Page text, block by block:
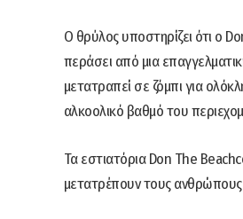
Ο θρύλος υποστηρίζει ότι ο
περάσει από μια
μετατραπεί σε ζόμπι για
αλκοολικό βαθμό του
Τα εστιατόρια Don The
μετατρέπουν τους